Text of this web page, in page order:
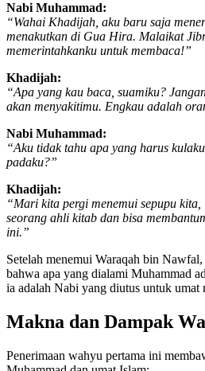
Nabi Muhammad:
“Wahai Khadijah, aku baru saja
menakutkan di Gua Hira. Malaikat
memerintahkanku untuk membaca!”
Khadijah:
“Apa yang kau baca, suamiku?
akan menyakitimu. Engkau adalah
Nabi Muhammad:
“Aku tidak tahu apa yang harus
padaku?”
Khadijah:
“Mari kita pergi menemui sepupu
seorang ahli kitab dan bisa
ini.”
Setelah menemui Waraqah bin
bahwa apa yang dialami Muhammad
ia adalah Nabi yang diutus untuk umat
Makna dan Dampak
Penerimaan wahyu pertama ini